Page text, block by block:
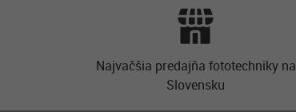
Najvačšia predajňa fototechniky na
Slovensku